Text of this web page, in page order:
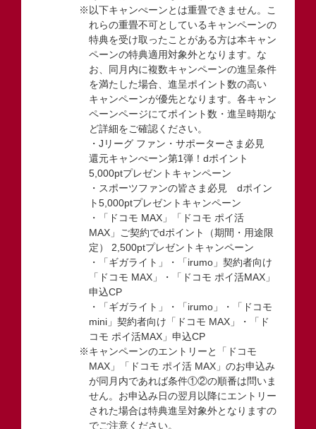
※以下キャンぺーンとは重畳できません。こ
れらの重畳不可としているキャンペーンの
特典を受け取ったことがある方は本キャン
ペーンの特典適用対象外となります。な
お、同月内に複数キャンペーンの進呈条件
を満たした場合、進呈ポイント数の高い
キャンペーンが優先となります。各キャン
ペーンページにてポイント数・進呈時期な
ど詳細をご確認ください。
・Jリーグ ファン・サポーターさま必見
還元キャンぺーン第1弾！dポイント
5,000ptプレゼントキャンペーン
・スポーツファンの皆さま必見 dポイン
ト5,000ptプレゼントキャンペーン
・「ドコモ MAX」「ドコモ ポイ活
MAX」ご契約でdポイント（期間・用途限
定） 2,500ptプレゼントキャンペーン
・「ギガライト」・「irumo」契約者向け
「ドコモ MAX」・「ドコモ ポイ活MAX」
申込CP
・「ギガライト」・「irumo」・「ドコモ
mini」契約者向け「ドコモ MAX」・「ド
コモ ポイ活MAX」申込CP
※キャンペーンのエントリーと「ドコモ
MAX」「ドコモ ポイ活 MAX」のお申込み
が同月内であれば条件①②の順番は問いま
せん。お申込み日の翌月以降にエントリー
された場合は特典進呈対象外となりますの
でご注意ください。